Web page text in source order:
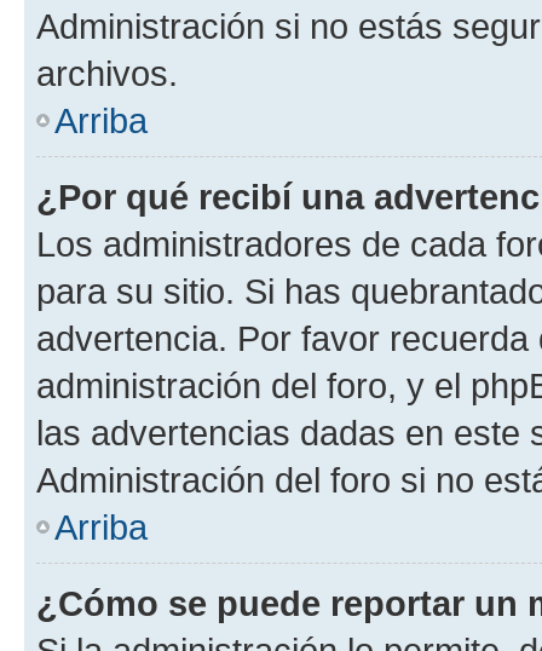
Administración si no estás
archivos.
Arriba
¿Por qué recibí una
Los administradores de cada
para su sitio. Si has
advertencia. Por favor
administración del foro, y el
las advertencias dadas en este
Administración del foro si no
Arriba
¿Cómo se puede reportar un